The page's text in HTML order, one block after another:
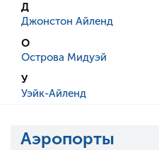
Д
Джонстон Айленд
О
Острова Мидуэй
У
Уэйк-Айленд
Аэропорты